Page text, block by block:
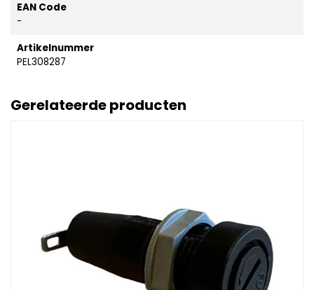
EAN Code
-
Artikelnummer
PEL308287
Gerelateerde producten